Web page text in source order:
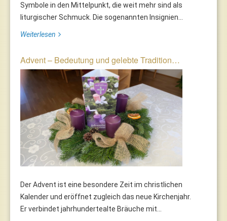
Symbole in den Mittelpunkt, die weit mehr sind als
liturgischer Schmuck. Die sogenannten Insignien...
Weiterlesen
Advent – Bedeutung und gelebte Tradition…
Der Advent ist eine besondere Zeit im christlichen
Kalender und eröffnet zugleich das neue Kirchenjahr.
Er verbindet jahrhundertealte Bräuche mit...